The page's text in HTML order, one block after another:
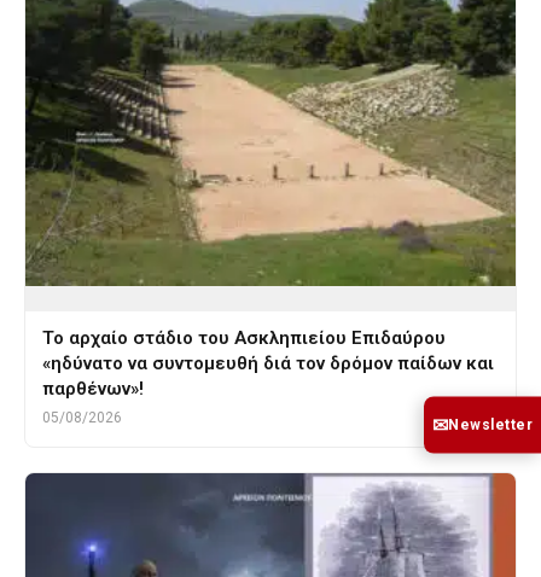
Το αρχαίο στάδιο του Ασκληπιείου Επιδαύρου
«ηδύνατο να συντομευθή διά τον δρόμον παίδων και
παρθένων»!
05/08/2026 ✉Newsletter